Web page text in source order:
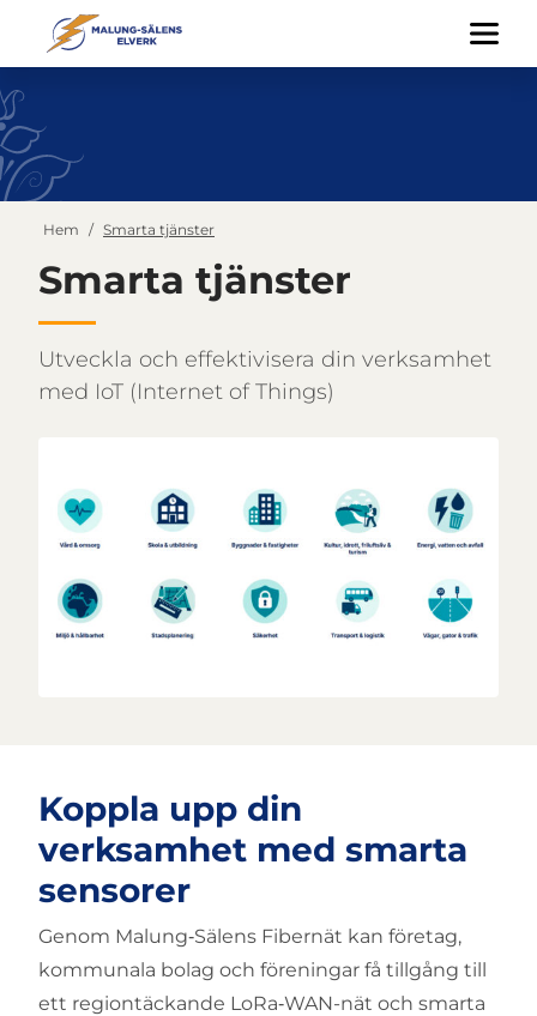
Hem / Smarta tjänster
Smarta tjänster
Utveckla och effektivisera din verksamhet
med IoT (Internet of Things)
Koppla upp din
verksamhet med smarta
sensorer
Genom Malung‑Sälens Fibernät kan företag,
kommunala bolag och föreningar få tillgång till
ett regiontäckande LoRa‑WAN-nät och smarta